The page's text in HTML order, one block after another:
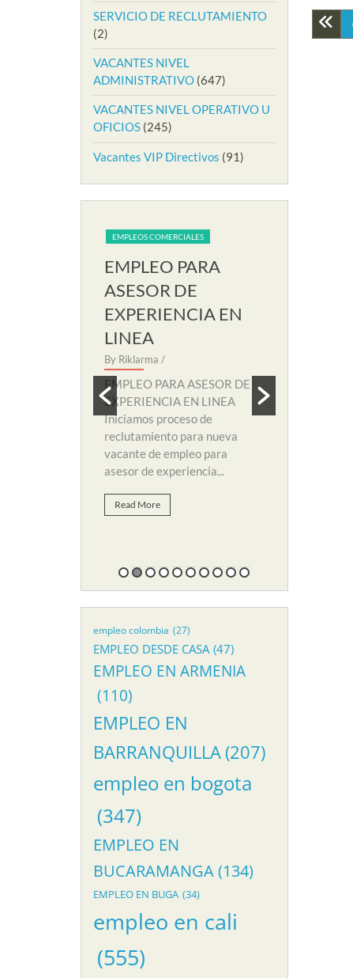
SERVICIO DE RECLUTAMIENTO
(2)
VACANTES NIVEL
ADMINISTRATIVO (647)
VACANTES NIVEL OPERATIVO U
OFICIOS (245)
Vacantes VIP Directivos (91)
EMPLEOS COMERCIALES
EMPLEO PARA
ASESOR DE
EXPERIENCIA EN
LINEA
By Riklarma /
EMPLEO PARA ASESOR DE
EXPERIENCIA EN LINEA
Iniciamos proceso de
reclutamiento para nueva
vacante de empleo para
asesor de experiencia...
Read More
empleo colombia (27)
EMPLEO DESDE CASA (47)
EMPLEO EN ARMENIA
(110)
EMPLEO EN
BARRANQUILLA(207)
empleo en bogota
(347)
EMPLEO EN
BUCARAMANGA(134)
EMPLEO EN BUGA (34)
empleo en cali
(555)